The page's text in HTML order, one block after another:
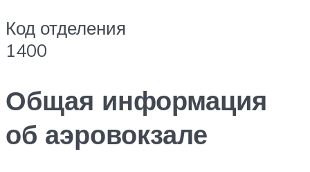
Код отделения
1400
Общая информация
об аэровокзале